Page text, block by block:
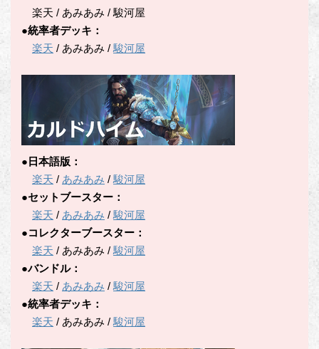
楽天 / あみあみ / 駿河屋
●統率者デッキ：
楽天 / あみあみ /駿河屋
●日本語版：
楽天 / あみあみ /駿河屋
●セットブースター：
楽天 / あみあみ /駿河屋
●コレクターブースター：
楽天 / あみあみ /駿河屋
●バンドル：
楽天 / あみあみ /駿河屋
●統率者デッキ：
楽天 / あみあみ /駿河屋